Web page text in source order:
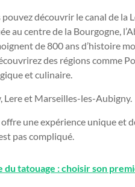
pouvez découvrir le canal de la
au centre de la Bourgogne,
de 800 ans d’histoire
des régions comme
et culinaire.
Lere et Marseilles-les-Aubigny.
une expérience unique et
pas compliqué.
du tatouage : choisir son